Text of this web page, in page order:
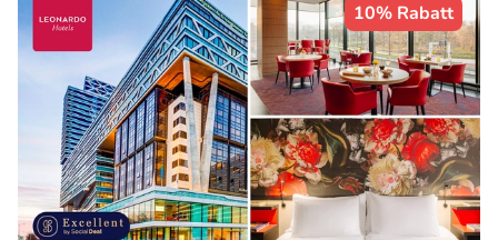
10% Rabatt